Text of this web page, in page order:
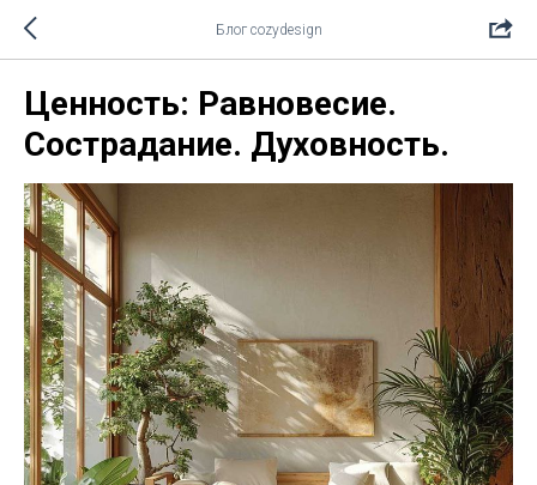
Блог cozydesign
Ценность: Равновесие.
Сострадание. Духовность.